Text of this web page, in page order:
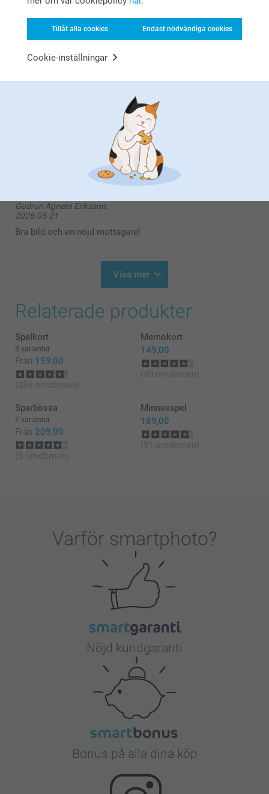
Tillåt alla cookies Endast nödvändiga cookies
Cookie-inställningar
Hej Ing-Britt,
Stort tack för ⭐️⭐️⭐️⭐️⭐️ och omdöme av våra pussel.
Tack för att du valt att beställa från oss. 💕
Varma hälsningar
Kurt Emtman,
2026-06-09
Bra kvalitet
Tack för din fina återkoppling. Vad roligt att höra att
bilden blev som du tänkt dig och att du är nöjd.
Vi hoppas att få välkomna dig tillbaka snart igen
Miia @smartphoto
Gudrun Agneta Eriksson,
2026-05-21
Bra bild och en nöjd mottagare!
Visa mer
Relaterade produkter
Spelkort
3 varianter
Från 159,00
(284 omdömen)
Memokort
149,00
(40 omdömen)
Sparbössa
2 varianter
Från 209,00
(5 omdömen)
Minnesspel
189,00
(91 omdömen)
Varför smartphoto?
Nöjd kundgaranti
Bonus på alla dina köp